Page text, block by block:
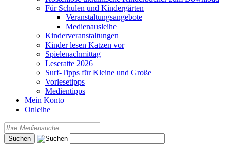
Für Schulen und Kindergärten
Veranstaltungsangebote
Medienausleihe
Kinderveranstaltungen
Kinder lesen Katzen vor
Spielenachmittag
Leseratte 2026
Surf-Tipps für Kleine und Große
Vorlesetipps
Medientipps
Mein Konto
Onleihe